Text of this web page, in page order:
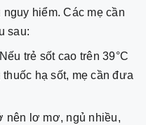
hiểm. Các mẹ cần
sau:
Nếu trẻ sốt cao trên 39°C
hạ sốt, mẹ cần đưa
nên lơ mơ, ngủ nhiều,